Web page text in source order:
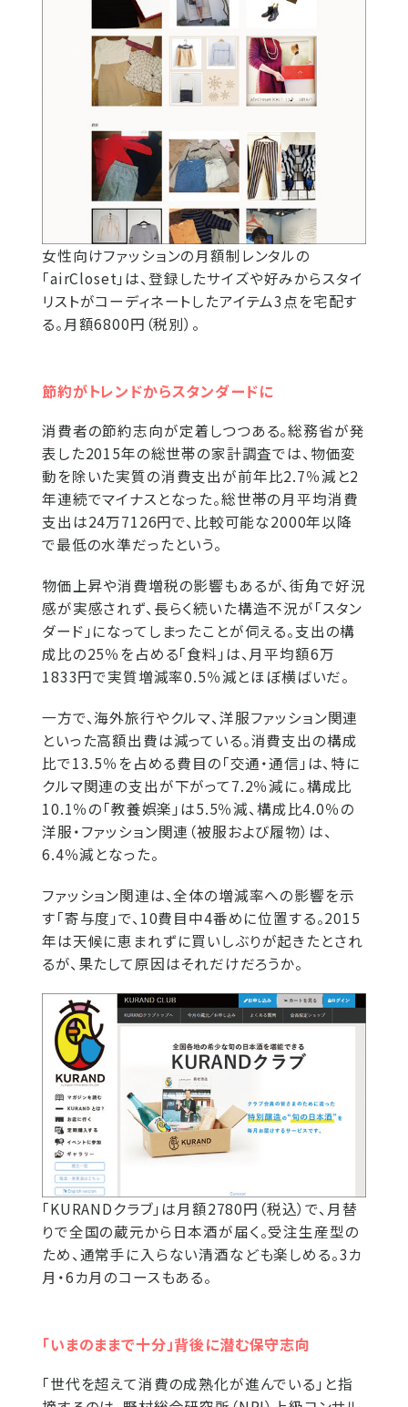
女性向けファッションの月額制レンタルの
「airCloset」は、登録したサイズや好みからスタイ
リストがコーディネートしたアイテム3点を宅配す
る。月額6800円（税別）。
節約がトレンドからスタンダードに
消費者の節約志向が定着しつつある。総務省が発
表した2015年の総世帯の家計調査では、物価変
動を除いた実質の消費支出が前年比2.7％減と2
年連続でマイナスとなった。総世帯の月平均消費
支出は24万7126円で、比較可能な2000年以降
で最低の水準だったという。
物価上昇や消費増税の影響もあるが、街角で好況
感が実感されず、長らく続いた構造不況が「スタン
ダード」になってしまったことが伺える。支出の構
成比の25％を占める「食料」は、月平均額6万
1833円で実質増減率0.5％減とほぼ横ばいだ。
一方で、海外旅行やクルマ、洋服ファッション関連
といった高額出費は減っている。消費支出の構成
比で13.5％を占める費目の「交通・通信」は、特に
クルマ関連の支出が下がって7.2％減に。構成比
10.1％の「教養娯楽」は5.5％減、構成比4.0％の
洋服・ファッション関連（被服および履物）は、
6.4％減となった。
ファッション関連は、全体の増減率への影響を示
す「寄与度」で、10費目中4番めに位置する。2015
年は天候に恵まれずに買いしぶりが起きたとされ
るが、果たして原因はそれだけだろうか。
「KURANDクラブ」は月額2780円（税込）で、月替
りで全国の蔵元から日本酒が届く。受注生産型の
ため、通常手に入らない清酒なども楽しめる。3カ
月・6カ月のコースもある。
「いまのままで十分」背後に潜む保守志向
「世代を超えて消費の成熟化が進んでいる」と指